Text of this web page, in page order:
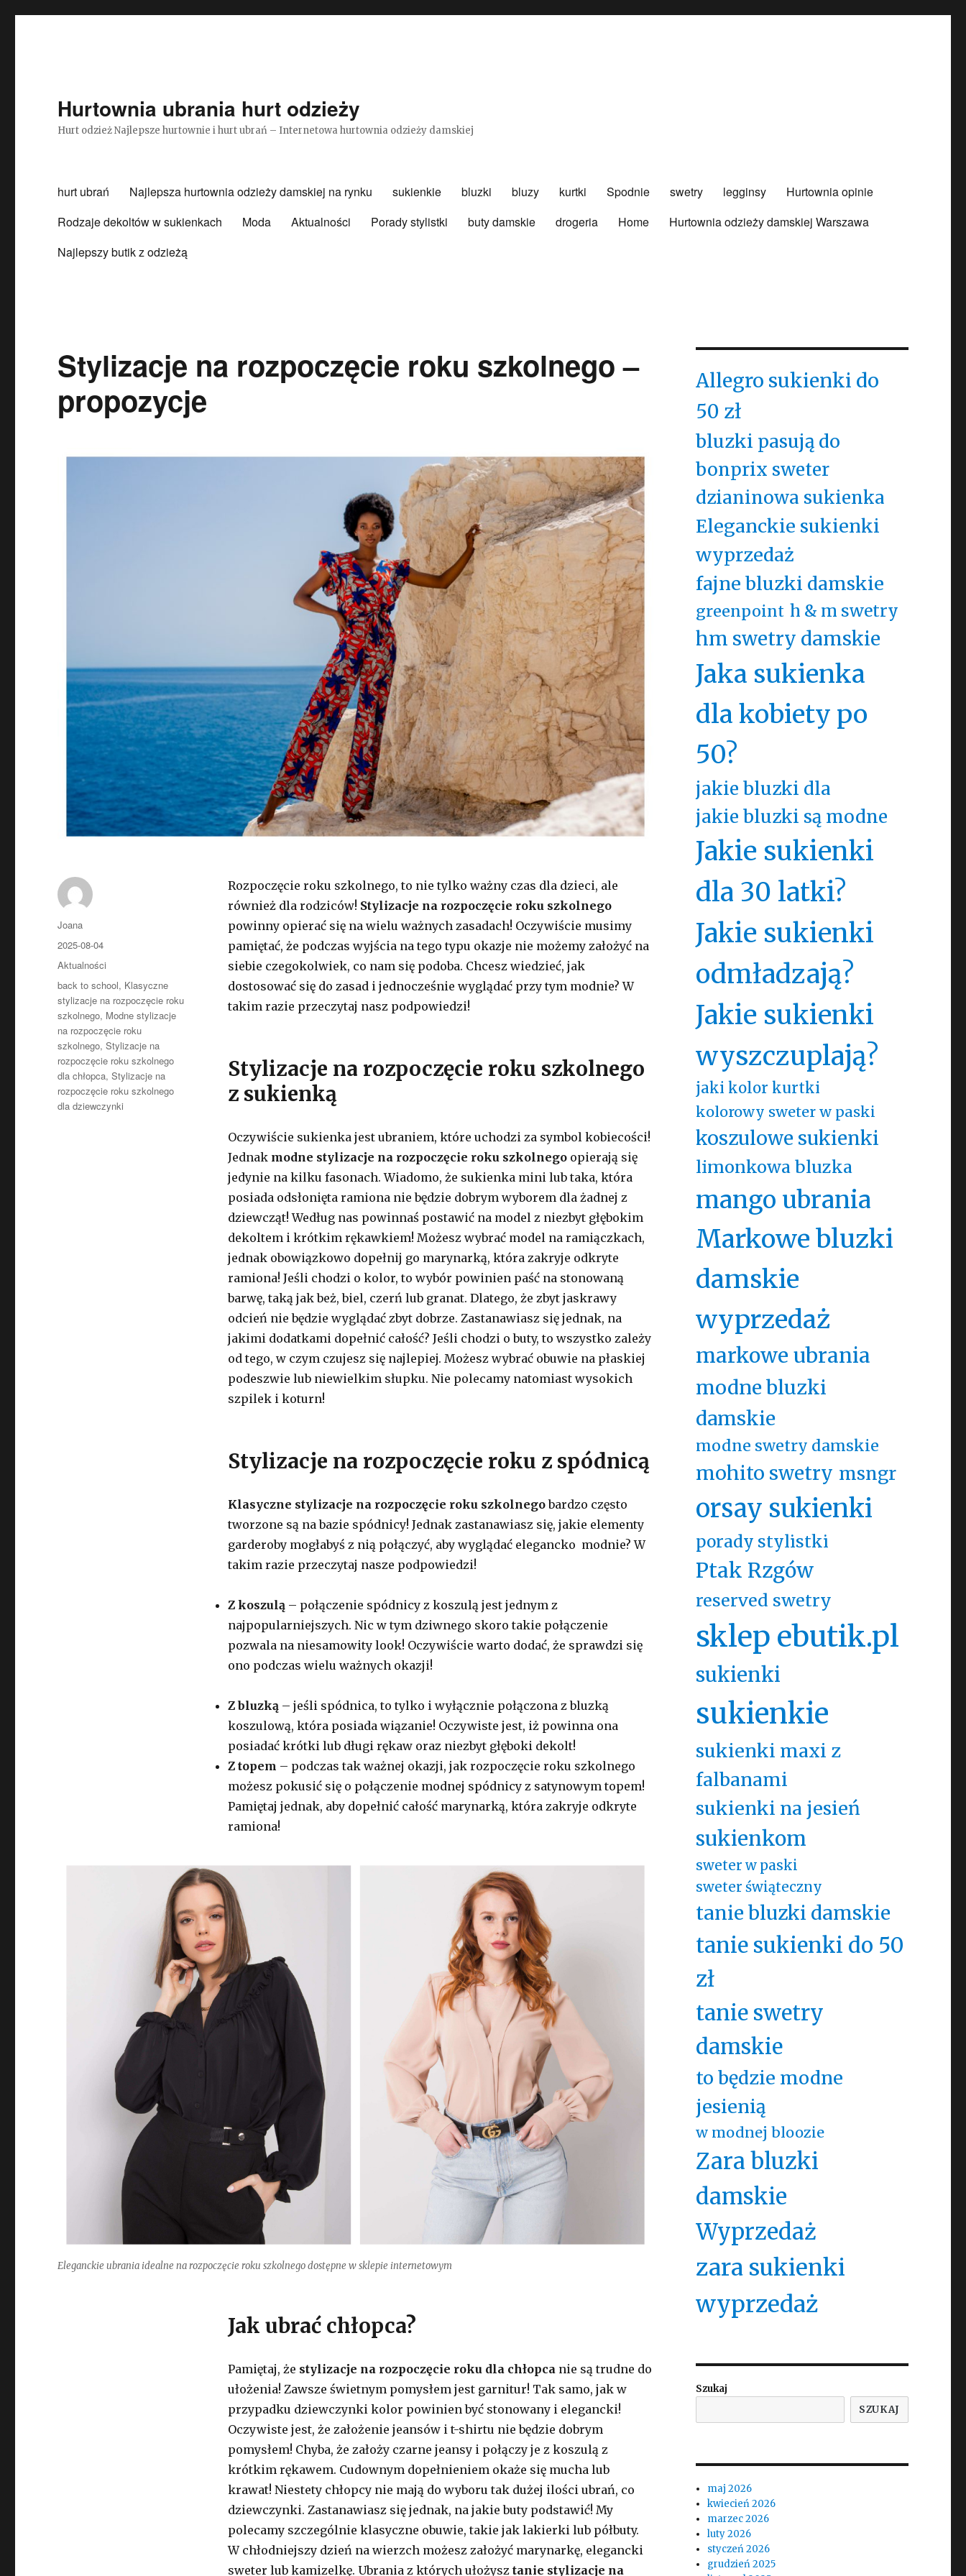
Hurtownia ubrania hurt odzieży
Hurt odzież Najlepsze hurtownie i hurt ubrań – Internetowa hurtownia odzieży damskiej
hurt ubrań Najlepsza hurtownia odzieży damskiej na rynku sukienkie bluzki bluzy kurtki Spodnie swetry legginsy
Hurtownia opinie
Rodzaje dekoltów w sukienkach
Moda Aktualności Porady stylistki buty damskie drogeria Home
Hurtownia odzieży damskiej Warszawa
Najlepszy butik z odzieżą
Stylizacje na rozpoczęcie roku szkolnego –
propozycje
Rozpoczęcie roku szkolnego, to nie tylko ważny czas dla dzieci, ale
również dla rodziców! Stylizacje na rozpoczęcie roku szkolnego
powinny opierać się na wielu ważnych zasadach! Oczywiście musimy
pamiętać, że podczas wyjścia na tego typu okazje nie możemy założyć na
siebie czegokolwiek, co nam się podoba. Chcesz wiedzieć, jak
dostosować się do zasad i jednocześnie wyglądać przy tym modnie? W
takim razie przeczytaj nasz podpowiedzi!
Stylizacje na rozpoczęcie roku szkolnego
z sukienką
Oczywiście sukienka jest ubraniem, które uchodzi za symbol kobiecości!
Jednak modne stylizacje na rozpoczęcie roku szkolnegoopierają się
jedynie na kilku fasonach. Wiadomo, że sukienka mini lub taka, która
posiada odsłonięta ramiona nie będzie dobrym wyborem dla żadnej z
dziewcząt! Według nas powinnaś postawić na model z niezbyt głębokim
dekoltem i krótkim rękawkiem! Możesz wybrać model na ramiączkach,
jednak obowiązkowo dopełnij go marynarką, która zakryje odkryte
ramiona! Jeśli chodzi o kolor, to wybór powinien paść na stonowaną
barwę, taką jak beż, biel, czerń lub granat. Dlatego, że zbyt jaskrawy
odcień nie będzie wyglądać zbyt dobrze. Zastanawiasz się jednak, na
jakimi dodatkami dopełnić całość? Jeśli chodzi o buty, to wszystko zależy
od tego, w czym czujesz się najlepiej. Możesz wybrać obuwie na płaskiej
podeszwie lub niewielkim słupku. Nie polecamy natomiast wysokich
szpilek i koturn!
Stylizacje na rozpoczęcie roku z spódnicą
Klasyczne stylizacje na rozpoczęcie roku szkolnegobardzo często
tworzone są na bazie spódnicy! Jednak zastanawiasz się, jakie elementy
garderoby mogłabyś z nią połączyć, aby wyglądać elegancko modnie? W
takim razie przeczytaj nasze podpowiedzi!
Z koszulą – połączenie spódnicy z koszulą jest jednym z
najpopularniejszych. Nic w tym dziwnego skoro takie połączenie
pozwala na niesamowity look! Oczywiście warto dodać, że sprawdzi się
ono podczas wielu ważnych okazji!
Z bluzką – jeśli spódnica, to tylko i wyłącznie połączona z bluzką
koszulową, która posiada wiązanie! Oczywiste jest, iż powinna ona
posiadać krótki lub długi rękaw oraz niezbyt głęboki dekolt!
Z topem – podczas tak ważnej okazji, jak rozpoczęcie roku szkolnego
możesz pokusić się o połączenie modnej spódnicy z satynowym topem!
Pamiętaj jednak, aby dopełnić całość marynarką, która zakryje odkryte
ramiona!
Eleganckie ubrania idealne na rozpoczęcie roku szkolnego dostępne w sklepie internetowym
Jak ubrać chłopca?
Pamiętaj, że stylizacje na rozpoczęcie roku dla chłopca nie są trudne do
ułożenia! Zawsze świetnym pomysłem jest garnitur! Tak samo, jak w
przypadku dziewczynki kolor powinien być stonowany i elegancki!
Oczywiste jest, że założenie jeansów i t-shirtu nie będzie dobrym
pomysłem! Chyba, że założy czarne jeansy i połączy je z koszulą z
krótkim rękawem. Cudownym dopełnieniem okaże się mucha lub
krawat! Niestety chłopcy nie mają do wyboru tak dużej ilości ubrań, co
dziewczynki. Zastanawiasz się jednak, na jakie buty podstawić! My
polecamy szczególnie klasyczne obuwie, takie jak lakierki lub półbuty.
W chłodniejszy dzień na wierzch możesz założyć marynarkę, elegancki
sweter lub kamizelkę. Ubrania z których ułożysz tanie stylizacje na
Autor
Joana
Opublikowano
2025-08-04
Kategorie
Aktualności
Tagi
back to school, Klasyczne
stylizacje na rozpoczęcie roku
szkolnego, Modne stylizacje
na rozpoczęcie roku
szkolnego,Stylizacje na
rozpoczęcie roku szkolnego
dla chłopca,Stylizacje na
rozpoczęcie roku szkolnego
dla dziewczynki
Allegro sukienki do
50 zł
bluzki pasują do
bonprix sweter
dzianinowa sukienka
Eleganckie sukienki
wyprzedaż
fajne bluzki damskie
greenpoint h & m swetry
hm swetry damskie
Jaka sukienka
dla kobiety po
50?
jakie bluzki dla
jakie bluzki są modne
Jakie sukienki
dla 30 latki?
Jakie sukienki
odmładzają?
Jakie sukienki
wyszczuplają?
jaki kolor kurtki
kolorowy sweter w paski
koszulowe sukienki
limonkowa bluzka
mango ubrania
Markowe bluzki
damskie
wyprzedaż
markowe ubrania
modne bluzki
damskie
modne swetry damskie
mohito swetry msngr
orsay sukienki
porady stylistki
Ptak Rzgów
reserved swetry
sklep ebutik.pl
sukienki
sukienkie
sukienki maxi z
falbanami
sukienki na jesień
sukienkom
sweter w paski
sweter świąteczny
tanie bluzki damskie
tanie sukienki do 50
zł
tanie swetry
damskie
to będzie modne
jesienią
w modnej bloozie
Zara bluzki
damskie
Wyprzedaż
zara sukienki
wyprzedaż
Szukaj
SZUKAJ
maj 2026
kwiecień 2026
marzec 2026
luty 2026
styczeń 2026
grudzień 2025